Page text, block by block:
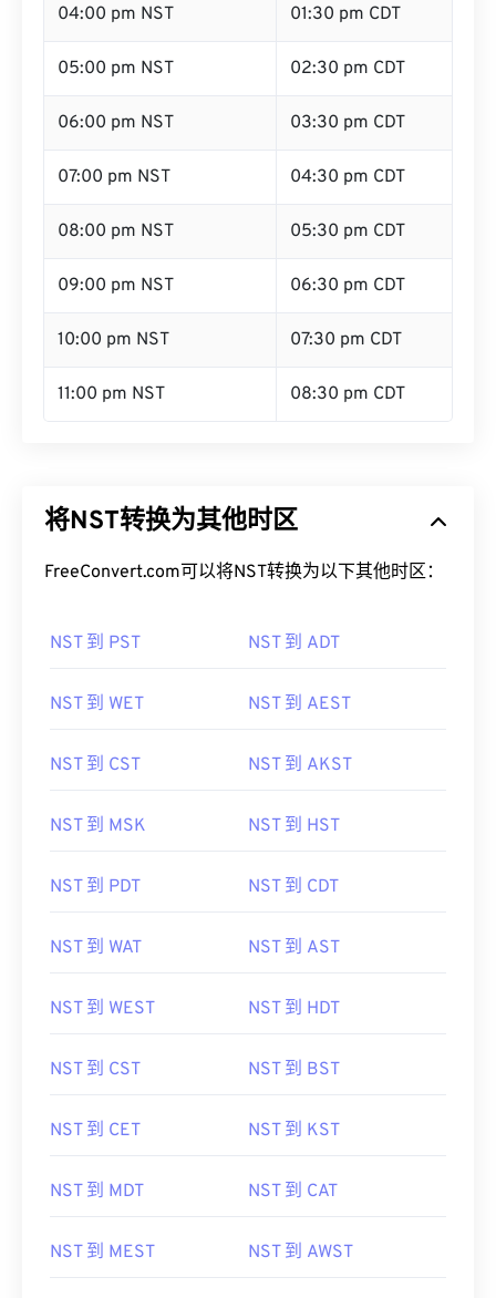
04:00 pm NST 01:30 pm CDT
05:00 pm NST 02:30 pm CDT
06:00 pm NST 03:30 pm CDT
07:00 pm NST 04:30 pm CDT
08:00 pm NST 05:30 pm CDT
09:00 pm NST 06:30 pm CDT
10:00 pm NST 07:30 pm CDT
11:00 pm NST 08:30 pm CDT
将NST转换为其他时区
FreeConvert.com可以将NST转换为以下其他时区：
NST 到 PST NST 到 ADT
NST 到 WET NST 到 AEST
NST 到 CST NST 到 AKST
NST 到 MSK NST 到 HST
NST 到 PDT NST 到 CDT
NST 到 WAT NST 到 AST
NST 到 WEST NST 到 HDT
NST 到 CST NST 到 BST
NST 到 CET NST 到 KST
NST 到 MDT NST 到 CAT
NST 到 MEST NST 到 AWST